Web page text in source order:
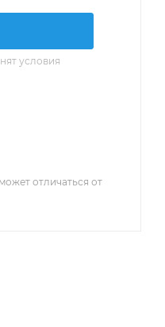
условия
отличаться от